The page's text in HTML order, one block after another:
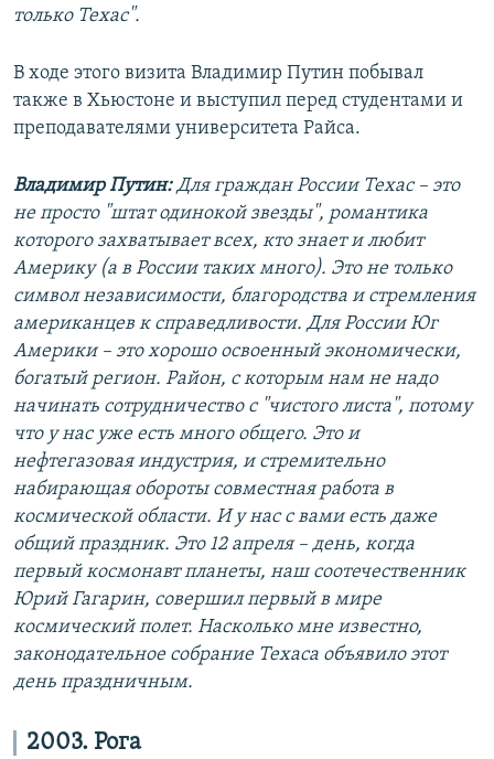
только Техас".
В ходе этого визита Владимир Путин побывал
также в Хьюстоне и выступил перед студентами и
преподавателями университета Райса.
Владимир Путин:Для граждан России Техас – это
не просто "штат одинокой звезды", романтика
которого захватывает всех, кто знает и любит
Америку (а в России таких много). Это не только
символ независимости, благородства и стремления
американцев к справедливости. Для России Юг
Америки – это хорошо освоенный экономически,
богатый регион. Район, с которым нам не надо
начинать сотрудничество с "чистого листа", потому
что у нас уже есть много общего. Это и
нефтегазовая индустрия, и стремительно
набирающая обороты совместная работа в
космической области. И у нас с вами есть даже
общий праздник. Это 12 апреля – день, когда
первый космонавт планеты, наш соотечественник
Юрий Гагарин, совершил первый в мире
космический полет. Насколько мне известно,
законодательное собрание Техаса объявило этот
день праздничным.
2003. Рога